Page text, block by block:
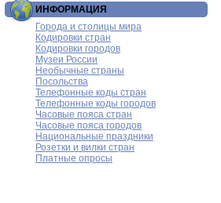
ИНФОРМАЦИЯ
Города и столицы мира
Кодировки стран
Кодировки городов
Музеи России
Необычные страны
Посольства
Телефонные коды стран
Телефонные коды городов
Часовые пояса стран
Часовые пояса городов
Национальные праздники
Розетки и вилки стран
Платные опросы